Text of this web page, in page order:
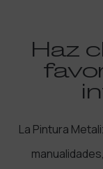
Haz
La Pintura